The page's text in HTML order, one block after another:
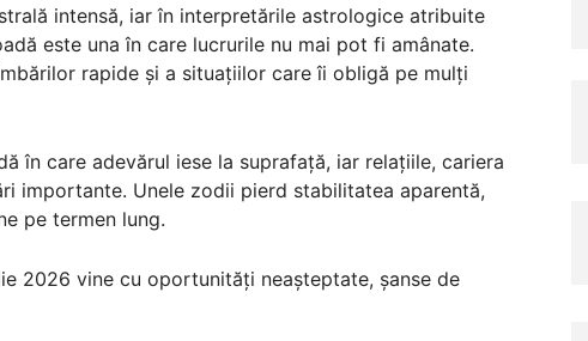
intensă, iar în interpretările astrologice atribuite
este una în care lucrurile nu mai pot fi amânate.
rapide și a situațiilor care îi obligă pe mulți
în care adevărul iese la suprafață, iar relațiile, cariera
importante. Unele zodii pierd stabilitatea aparentă,
pe termen lung.
2026 vine cu oportunități neașteptate, șanse de